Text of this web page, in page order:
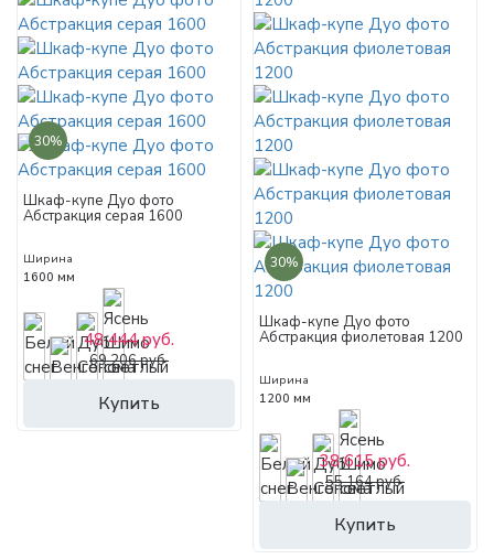
30%
Шкаф-купе Дуо фото
Абстракция серая 1600
Ширина
1600 мм
Купить
48 444 руб.
69 206 руб.
30%
Шкаф-купе Дуо фото
Абстракция фиолетовая 1200
Ширина
1200 мм
Купить
38 615 руб.
55 164 руб.